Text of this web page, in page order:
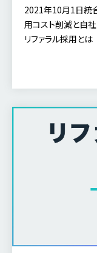
──社員を巻き込
2021年10月1日統
用コスト削減と自
リファラル採用とは